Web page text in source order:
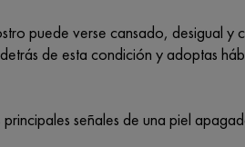
puede verse cansado, desigual y
detrás de esta condición y adoptas
señales de una piel